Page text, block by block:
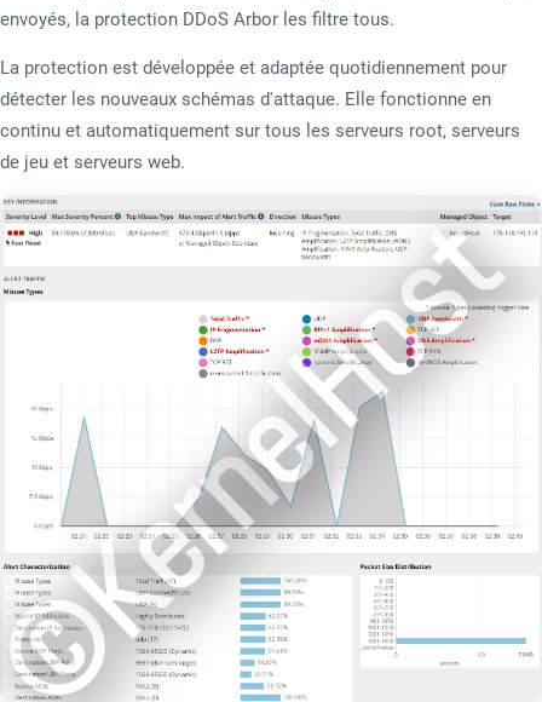
envoyés, la protection DDoS Arbor les filtre tous.
La protection est développée et adaptée quotidiennement pour
détecter les nouveaux schémas d'attaque. Elle fonctionne en
continu et automatiquement sur tous les serveurs root, serveurs
de jeu et serveurs web.